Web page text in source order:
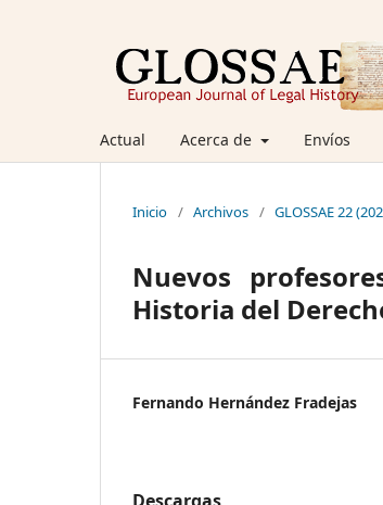
Actual Acerca de Envíos
Inicio / Archivos / GLOSSAE 22
Nuevos
Historia del
Fernando Hernández Fradejas